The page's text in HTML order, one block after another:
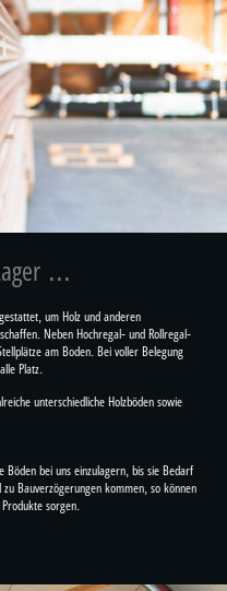
...
um Holz und anderen
Neben Hochregal- und Rollregal-
am Boden. Bei voller Belegung
Platz.
unterschiedliche Holzböden sowie
bei uns einzulagern, bis sie Bedarf
Bauverzögerungen kommen, so können
sorgen.